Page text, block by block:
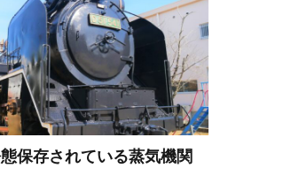
保存されている蒸気機関